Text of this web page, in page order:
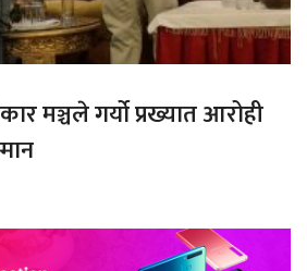
मञ्चले गर्यो प्रख्यात आरोही